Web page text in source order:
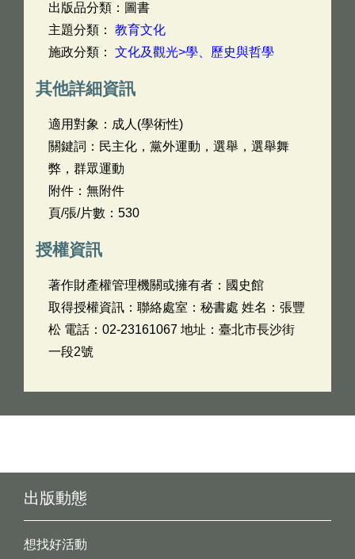
出版品分類：圖書
主題分類： 教育文化
施政分類： 文化及觀光>學、歷史與哲學
其他詳細資訊
適用對象：成人(學術性)
關鍵詞：民主化，黨外運動，選舉，選舉舞
弊，群眾運動
附件：無附件
頁/張/片數：530
授權資訊
著作財產權管理機關或擁有者：國史館
取得授權資訊：聯絡處室：秘書處 姓名：張豐
松 電話：02-23161067 地址：臺北市長沙街
一段2號
出版動態
想找好活動